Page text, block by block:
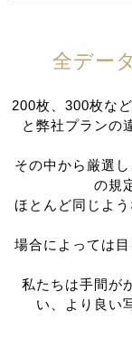
全デー
200枚、300枚な
と弊社プランの
その中から厳選
の規
ほとんど同じよ
場合によっては
私たちは手間が
い、より良い